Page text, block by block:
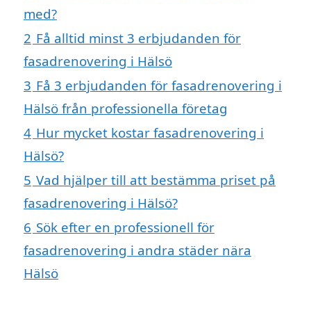
med?
2 Få alltid minst 3 erbjudanden för
fasadrenovering i Hälsö
3 Få 3 erbjudanden för fasadrenovering i
Hälsö från professionella företag
4 Hur mycket kostar fasadrenovering i
Hälsö?
5 Vad hjälper till att bestämma priset på
fasadrenovering i Hälsö?
6 Sök efter en professionell för
fasadrenovering i andra städer nära
Hälsö